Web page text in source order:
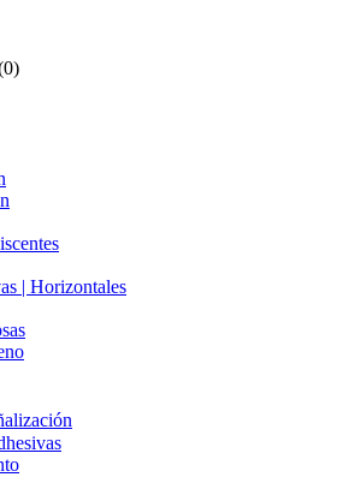
| Horizontales